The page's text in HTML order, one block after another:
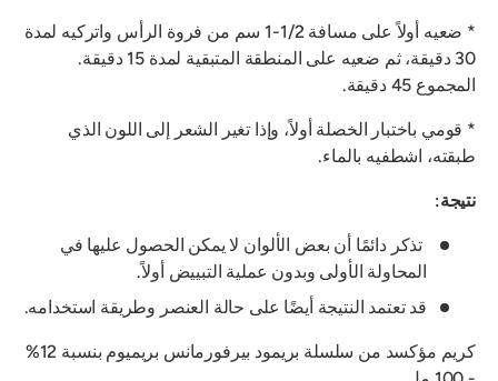
* ضعيه أولاً على مسافة 1/2-1 سم من فروة الرأس واتركيه لمدة
30 دقيقة، ثم ضعيه على المنطقة المتبقية لمدة 15 دقيقة.
المجموع 45 دقيقة.
* قومي باختبار الخصلة أولاً، وإذا تغير الشعر إلى اللون الذي
طبقته، اشطفيه بالماء.
نتيجة:
تذكر دائمًا أن بعض الألوان لا يمكن الحصول عليها في
المحاولة الأولى وبدون عملية التبييض أولاً.
قد تعتمد النتيجة أيضًا على حالة العنصر وطريقة استخدامه.
كريم مؤكسد من سلسلة بريمود بيرفورمانس بريميوم بنسبة 12%